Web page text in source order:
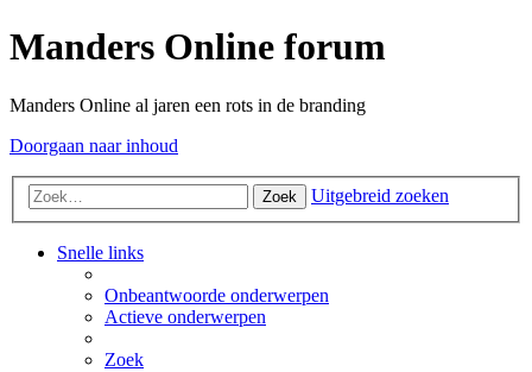
Manders Online forum
Manders Online al jaren een rots in de branding
Doorgaan naar inhoud
Zoek Uitgebreid zoeken
Snelle links
Onbeantwoorde onderwerpen
Actieve onderwerpen
Zoek